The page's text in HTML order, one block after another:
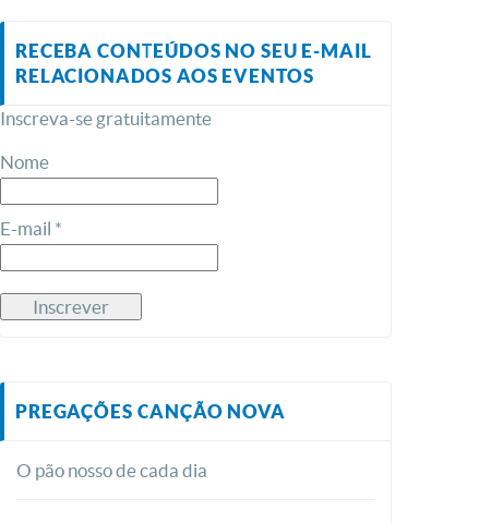
RECEBA CONTEÚDOS NO SEU E-MAIL
RELACIONADOS AOS EVENTOS
Inscreva-se gratuitamente
Nome
E-mail *
PREGAÇÕES CANÇÃO NOVA
O pão nosso de cada dia